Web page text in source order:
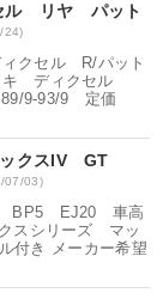
ル リヤ パット
24)
クセル R/パット
キ ディクセル
9-93/9 定価
クスIV GT
07/03)
BP5 EJ20 車高
スシリーズ マッ
き メーカー希望